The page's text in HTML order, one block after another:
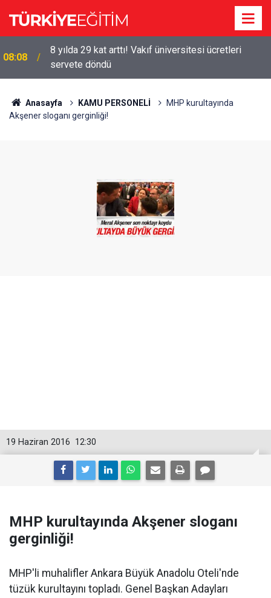
08:08
8 yılda 29 kat arttı! Vakıf üniversitesi ücretleri
servete döndü
Anasayfa KAMU PERSONELİ
MHP kurultayında
Akşener sloganı gerginliği!
12:30
19 Haziran 2016
MHP kurultayında Akşener sloganı
gerginliği!
MHP'li muhalifler Ankara Büyük Anadolu Oteli'nde
tüzük kurultayını topladı. Genel Başkan Adayları